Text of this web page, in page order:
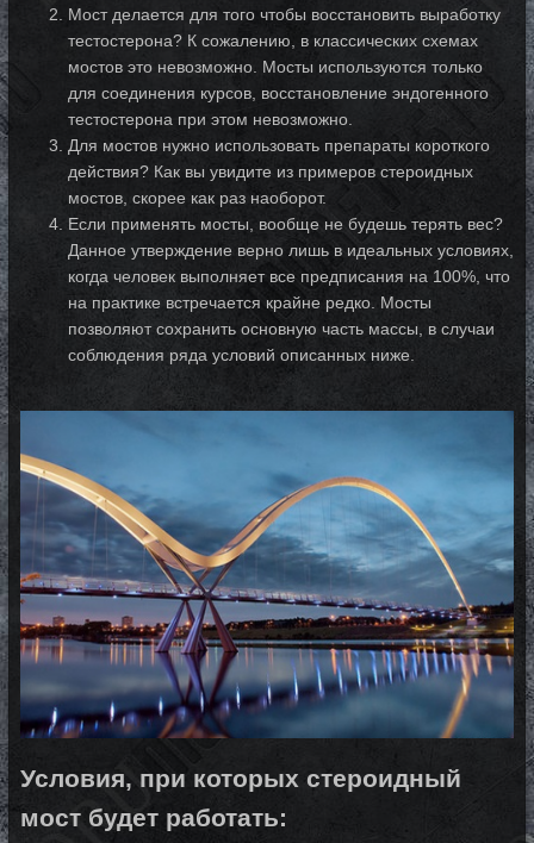
Мост делается для того чтобы восстановить выработку
тестостерона? К сожалению, в классических схемах
мостов это невозможно. Мосты используются только
для соединения курсов, восстановление эндогенного
тестостерона при этом невозможно.
Для мостов нужно использовать препараты короткого
действия? Как вы увидите из примеров стероидных
мостов, скорее как раз наоборот.
Если применять мосты, вообще не будешь терять вес?
Данное утверждение верно лишь в идеальных условиях,
когда человек выполняет все предписания на 100%, что
на практике встречается крайне редко. Мосты
позволяют сохранить основную часть массы, в случаи
соблюдения ряда условий описанных ниже.
Условия, при которых стероидный
мост будет работать: